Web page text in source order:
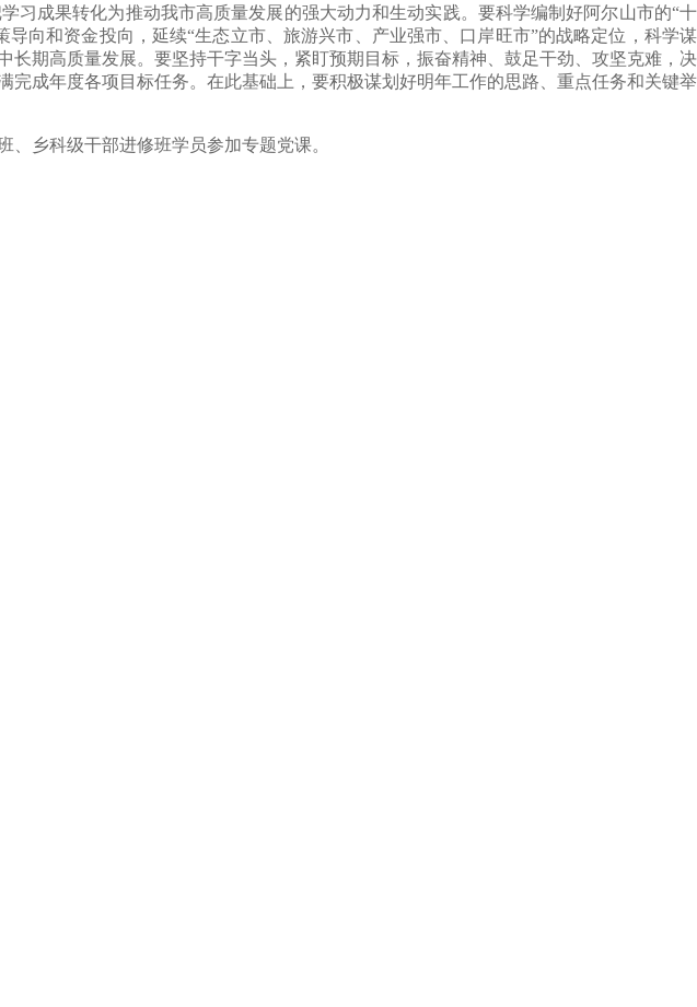
习成果转化为推动我市高质量发展的强大动力和生动实践。 要科学编制好阿尔山市的“十
向和资金投向，延续“生态立市、旅游兴市、产业强市、口岸旺市”的战略定位，科学谋
期高质量发展。要坚持干字当头，紧盯预期目标，振奋精神、鼓足干劲、攻坚克难，决
成年度各项目标任务。在此基础上，要积极谋划好明年工作的思路、重点任务和关键举
、乡科级干部进修班学员参加专题党课。